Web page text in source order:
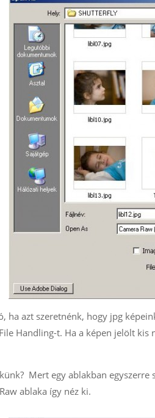
ha azt szeretnénk, hogy jpg
Handling-t. Ha a képen jelölt
Mert egy ablakban
ablaka így néz ki.